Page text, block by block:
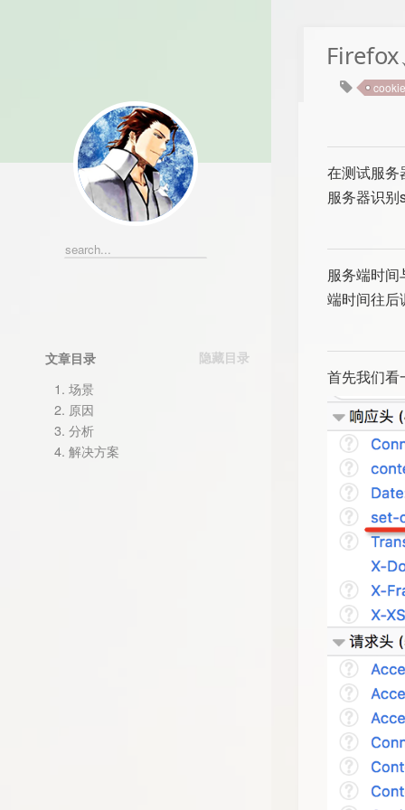
cookie
在测试服务
服务器识
服务端时
端时间往后
首先我们看
文章目录
1. 场景
2. 原因
3. 分析
4. 解决方案